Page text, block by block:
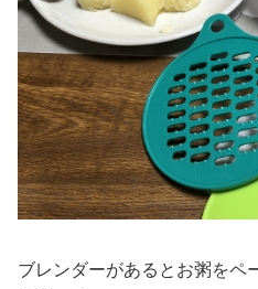
ブレンダーがあるとお粥をペ